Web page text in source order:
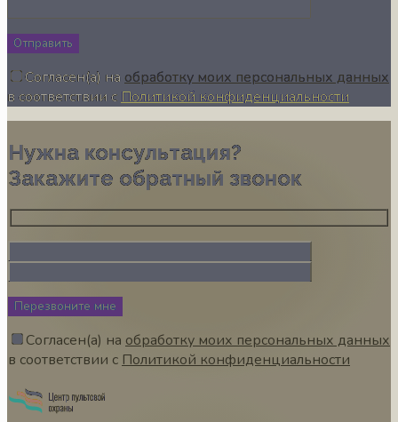
Отправить
Согласен(а) на обработку моих персональных данных
в соответствии с Политикой конфиденциальности
Нужна консультация?
Закажите обратный звонок
Перезвоните мне
Согласен(а) на обработку моих персональных данных
в соответствии с Политикой конфиденциальности